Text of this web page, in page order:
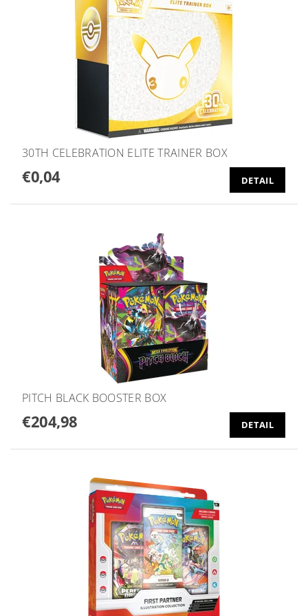
30TH CELEBRATION ELITE TRAINER BOX
€0,04 DETAIL
PITCH BLACK BOOSTER BOX
€204,98 DETAIL